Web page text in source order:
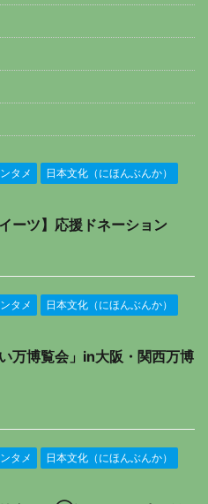
タメ
日本文化（にほんぶんか）
イーツ】応援ドネーション
タメ
日本文化（にほんぶんか）
い万博覧会」in大阪・関西万博
タメ
日本文化（にほんぶんか）